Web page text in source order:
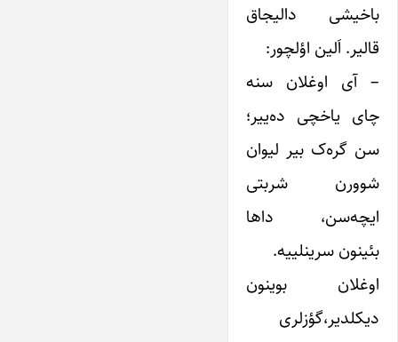
باخیشی دالیجاق
قالیر. اَلین اؤلچور:
– آی اوغلان سنه
چای یاخچی ده‌ییر؛
سن گره‌ک بیر لیوان
شوورن شربتی
ایچه‌سن، داها
بئینون سرینلییه.
اوغلان بوینون
دیکلدیر،گؤز‌لری